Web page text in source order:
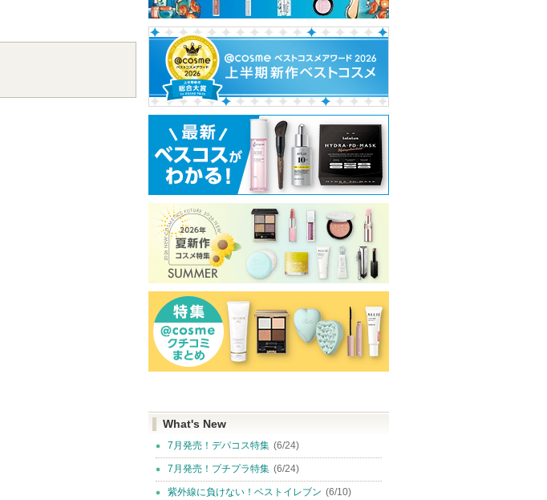
らせがあります
ショッピン
グサイトへ
ショッピン
グサイトへ
クレ・ド・ポー
ボーテからのお
知らせがありま
す
ショッピン
What's New
7月発売！デパコス特集 (6/24)
7月発売！プチプラ特集 (6/24)
紫外線に負けない！ベストイレブン (6/10)